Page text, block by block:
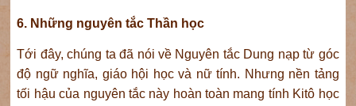
6. Những nguyên tắc Thần học
Tới đây, chúng ta đã nói về Nguyên tắc Dung nạp từ góc
độ ngữ nghĩa, giáo hội học và nữ tính. Nhưng nền tảng
tối hậu của nguyên tắc này hoàn toàn mang tính Kitô học